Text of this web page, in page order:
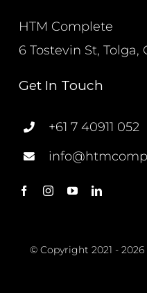
HTM Complete
6 Tostevin St, Tolga,
Get In Touch
+61 7 40911 052
© Copyright 2021 -